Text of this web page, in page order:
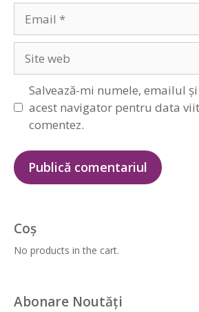
web
Salvează-mi numele, emailul
acest navigator pentru data
comentez.
Coș
No products in the cart.
Abonare Noutăți